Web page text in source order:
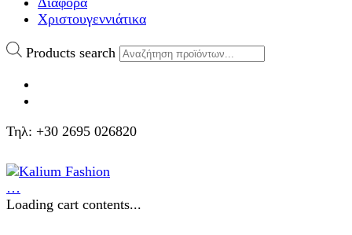
Χριστουγεννιάτικα
Products search
Τηλ: +30 2695 026820
…
Loading cart contents...